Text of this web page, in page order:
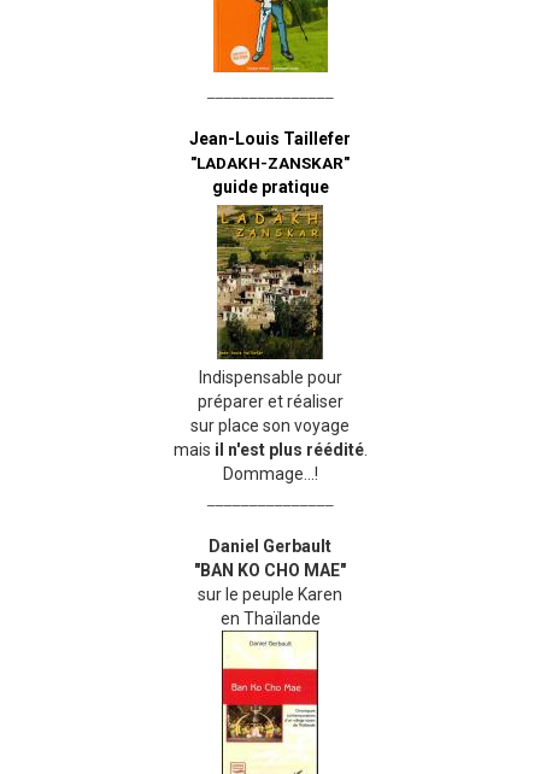
Jean-Louis Taillefer
"LADAKH-ZANSKAR"
guide pratique
Indispensable pour
préparer et réaliser
sur place son voyage
mais il n'est plus réédité.
Dommage...!
Daniel Gerbault
"BAN KO CHO MAE"
sur le peuple Karen
en Thaïlande